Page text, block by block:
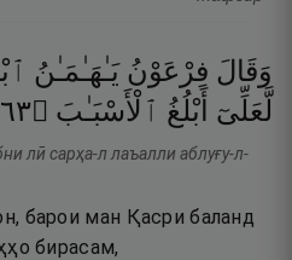
وَقَالَ فِرْعَوْنُ يَـٰهَـٰمَـٰنُ
لَّعَلِّىٓ أَبْلُغُ ٱلْأَسْبَـٰبَ ۝٣٦
лӣ сарҳа-л лаъалли аблуғу-л-
барои ман Қасри баланд
бирасам,